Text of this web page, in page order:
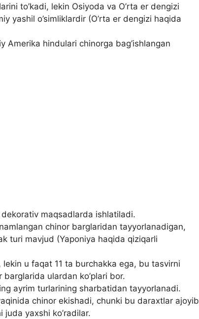
to’kadi, lekin Osiyoda va O’rta er dengizi
yashil o’simliklardir (O’rta er dengizi haqida
Amerika hindulari chinorga bag’ishlangan
maqsadlarda ishlatiladi.
chinor barglaridan tayyorlanadigan,
turi mavjud (Yaponiya haqida qiziqarli
u faqat 11 ta burchakka ega, bu tasvirni
ulardan ko’plari bor.
ayrim turlarining sharbatidan tayyorlanadi.
chinor ekishadi, chunki bu daraxtlar ajoyib
juda yaxshi ko’radilar.